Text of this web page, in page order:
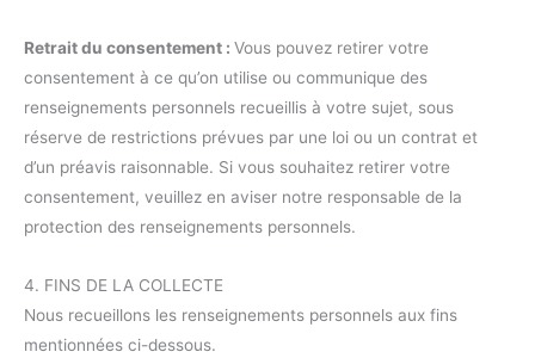
Retrait du consentement : Vous pouvez retirer votre
consentement à ce qu’on utilise ou communique des
renseignements personnels recueillis à votre sujet, sous
réserve de restrictions prévues par une loi ou un contrat et
d’un préavis raisonnable. Si vous souhaitez retirer votre
consentement, veuillez en aviser notre responsable de la
protection des renseignements personnels.
4. FINS DE LA COLLECTE
Nous recueillons les renseignements personnels aux fins
mentionnées ci-dessous.